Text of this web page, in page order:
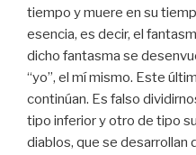
tiempo y muere en su
esencia, es decir, el
dicho fantasma se
“yo”, el mí mismo. Este
continúan. Es falso
tipo inferior y otro de tipo
diablos, que se